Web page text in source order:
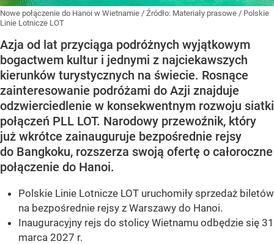
Nowe połączenie do Hanoi w Wietnamie / Źródło: Materiały prasowe / Polskie
Linie Lotnicze LOT
Azja od lat przyciąga podróżnych wyjątkowym
bogactwem kultur i jednymi z najciekawszych
kierunków turystycznych na świecie. Rosnące
zainteresowanie podróżami do Azji znajduje
odzwierciedlenie w konsekwentnym rozwoju siatki
połączeń PLL LOT. Narodowy przewoźnik, który
już wkrótce zainauguruje bezpośrednie rejsy
do Bangkoku, rozszerza swoją ofertę o całoroczne
połączenie do Hanoi.
Polskie Linie Lotnicze LOT uruchomiły sprzedaż biletów
na bezpośrednie rejsy z Warszawy do Hanoi.
Inauguracyjny rejs do stolicy Wietnamu odbędzie się 31
marca 2027 r.